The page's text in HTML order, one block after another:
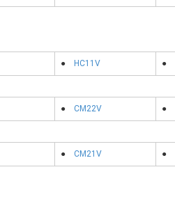
● HC11V ●
● CM22V ●
● CM21V ●